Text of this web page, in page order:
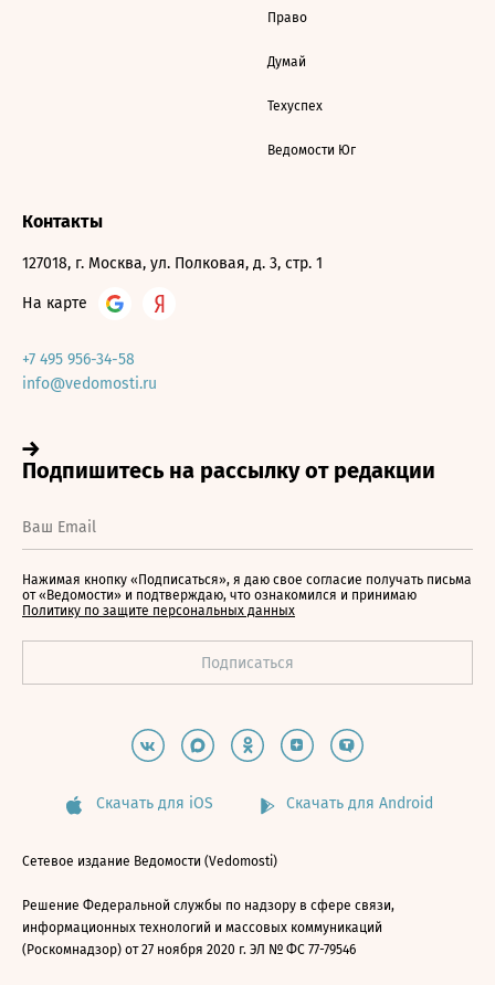
Право
Думай
Техуспех
Ведомости Юг
Контакты
127018, г. Москва, ул. Полковая, д. 3, стр. 1
На карте
+7 495 956-34-58
info@vedomosti.ru
Нажимая кнопку «Подписаться», я даю свое согласие получать письма
от «Ведомости» и подтверждаю, что ознакомился и принимаю
Политику по защите персональных данных
Скачать для iOS Скачать для Android
Сетевое издание Ведомости (Vedomosti)
Решение Федеральной службы по надзору в сфере связи,
информационных технологий и массовых коммуникаций
(Роскомнадзор) от 27 ноября 2020 г. ЭЛ № ФС 77-79546